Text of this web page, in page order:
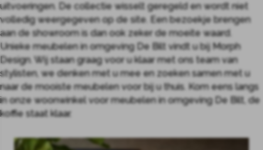
uitvoeringen. De collectie wisselt geregeld en wordt niet
volledig weergegeven op de site. Een bezoekje brengen
aan de showroom is dan ook zeker de moeite waard.
Unieke meubelen in omgeving De Bilt vindt u bij Morph
Design. Wij staan graag voor u klaar met ons team van
stylisten, we denken met u mee en zoeken samen met u
naar de mooiste meubelen voor bij u thuis. Kom eens langs
in onze woonwinkel voor meubelen in omgeving De Bilt, de
koffie staat klaar.